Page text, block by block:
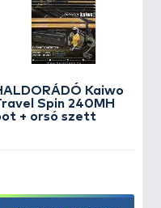
Kaiwo
Spin 240MH
+ orsó szett